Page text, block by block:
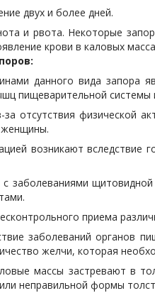
двух и более дней.
и рвота. Некоторые
крови в каловых
данного вида запора
пищеварительной системы
за отсутствия физической
женщины.
возникают вследствие
заболеваниями
приема
заболеваний органов
желчи, которая
массы застревают в
неправильной формы